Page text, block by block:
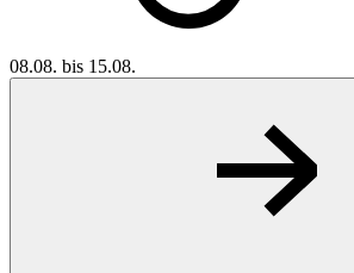
08.08. bis 15.08.